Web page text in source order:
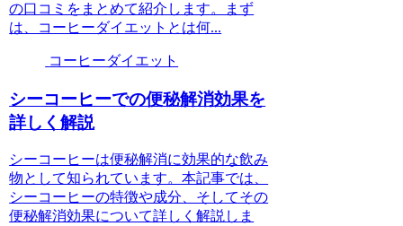
の口コミをまとめて紹介します。まず
は、コーヒーダイエットとは何...
コーヒーダイエット
シーコーヒーでの便秘解消効果を
詳しく解説
シーコーヒーは便秘解消に効果的な飲み
物として知られています。本記事では、
シーコーヒーの特徴や成分、そしてその
便秘解消効果について詳しく解説しま